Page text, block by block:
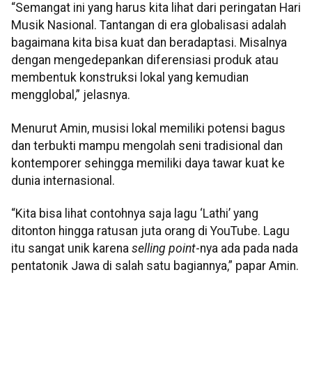
“Semangat ini yang harus kita lihat dari peringatan Hari
Musik Nasional. Tantangan di era globalisasi adalah
bagaimana kita bisa kuat dan beradaptasi. Misalnya
dengan mengedepankan diferensiasi produk atau
membentuk konstruksi lokal yang kemudian
mengglobal,” jelasnya.
Menurut Amin, musisi lokal memiliki potensi bagus
dan terbukti mampu mengolah seni tradisional dan
kontemporer sehingga memiliki daya tawar kuat ke
dunia internasional.
“Kita bisa lihat contohnya saja lagu ‘Lathi’ yang
ditonton hingga ratusan juta orang di YouTube. Lagu
itu sangat unik karena selling point-nya ada pada nada
pentatonik Jawa di salah satu bagiannya,” papar Amin.